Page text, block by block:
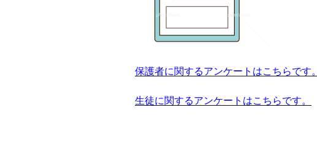
保護者に関するアンケートはこちらです。
生徒に関するアンケートはこちらです。